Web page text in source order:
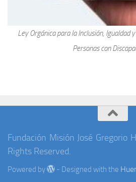
Ley Orgánica para la Inclusión, Igualdad
Personas con
Fundación Misión José Gregorio
Rights Reserved.
Powered by - Designed with the